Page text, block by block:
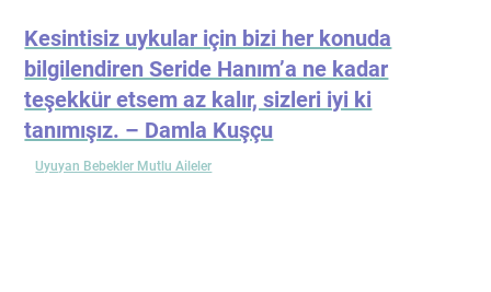
Kesintisiz uykular için bizi her konuda
bilgilendiren Seride Hanım’a ne kadar
teşekkür etsem az kalır, sizleri iyi ki
tanımışız. – Damla Kuşçu
Uyuyan Bebekler Mutlu Aileler